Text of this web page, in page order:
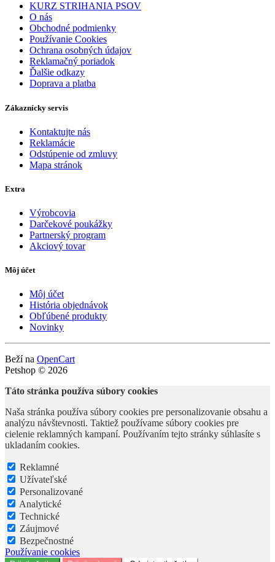
KURZ STRIHANIA PSOV
O nás
Obchodné podmienky
Používanie Cookies
Ochrana osobných údajov
Reklamačný poriadok
Ďalšie odkazy
Doprava a platba
Zákaznícky servis
Kontaktujte nás
Reklamácie
Odstúpenie od zmluvy
Mapa stránok
Extra
Výrobcovia
Darčekové poukážky
Partnerský program
Akciový tovar
Môj účet
Môj účet
História objednávok
Obľúbené produkty
Novinky
Beží na OpenCart
Petshop © 2026
Táto stránka používa súbory cookies
Naša stránka používa súbory cookies pre personalizovanie obsahu a
analýzu návštevnosti. Taktiež používame súbory cookies pre
cielenie reklamných kampaní. Používaním tejto stránky súhlasíte s
ukladaním cookies.
Reklamné
Užívateľské
Personalizované
Analytické
Technické
Záujmové
Bezpečnostné
Používanie cookies